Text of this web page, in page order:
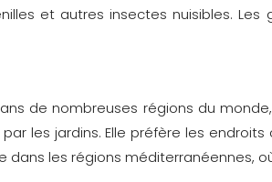
et autres insectes nuisibles.
de nombreuses régions du
les jardins. Elle préfère les
les régions méditerranéennes,